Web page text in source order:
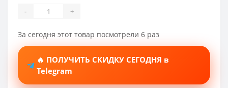
- +
За сегодня этот товар посмотрели 6 раз
🔥 ПОЛУЧИТЬ СКИДКУ СЕГОДНЯ в
Telegram